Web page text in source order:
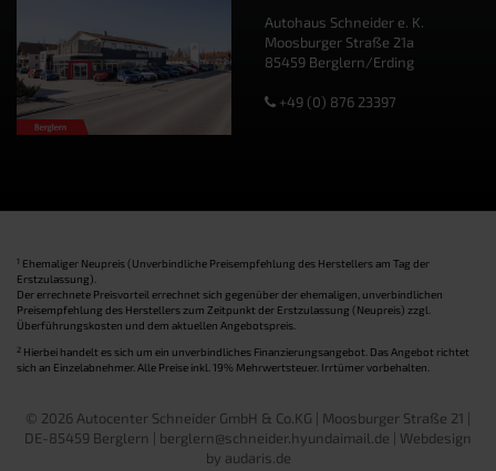
Autohaus Schneider e. K.
Moosburger Straße 21a
85459 Berglern/Erding
+49 (0) 876 23397
1 Ehemaliger Neupreis (Unverbindliche Preisempfehlung des Herstellers am Tag der
Erstzulassung).
Der errechnete Preisvorteil errechnet sich gegenüber der ehemaligen, unverbindlichen
Preisempfehlung des Herstellers zum Zeitpunkt der Erstzulassung (Neupreis) zzgl.
Überführungskosten und dem aktuellen Angebotspreis.
2 Hierbei handelt es sich um ein unverbindliches Finanzierungsangebot. Das Angebot richtet
sich an Einzelabnehmer. Alle Preise inkl. 19% Mehrwertsteuer. Irrtümer vorbehalten.
© 2026 Autocenter Schneider GmbH & Co.KG | Moosburger Straße 21 |
DE-85459 Berglern | berglern@schneider.hyundaimail.de | Webdesign
by audaris.de